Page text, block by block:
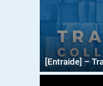
[Entraide] –